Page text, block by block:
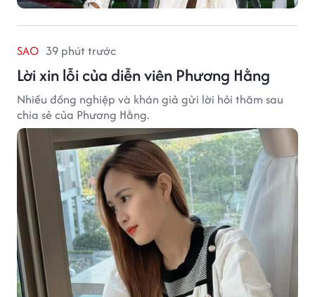
SAO 39 phút trước
Lời xin lỗi của diễn viên Phương Hằng
Nhiều đồng nghiệp và khán giả gửi lời hỏi thăm sau
chia sẻ của Phương Hằng.